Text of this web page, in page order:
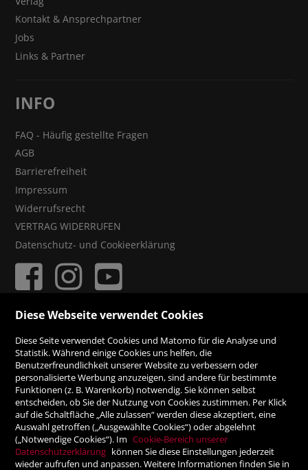
Kontakt & Ansprechpartner
Jobs
Links & Partner
INFO
FAQ - Häufig gestellte Fragen
AGB
Barrierefreiheit
Impressum
Widerrufsrecht
VERTRAG WIDERRUFEN
Datenschutz- und Cookieerklärung
Rechnung
Vorauskasse
SICHER ONLINE SHOPPEN!
Diese Webseite verwendet Cookies
Diese Seite verwendet Cookies und Matomo für die Analyse und
Statistik. Während einige Cookies uns helfen, die
Benutzerfreundlichkeit unserer Website zu verbessern oder
personalisierte Werbung anzuzeigen, sind andere für bestimmte
Funktionen (z. B. Warenkorb) notwendig. Sie können selbst
entscheiden, ob Sie der Nutzung von Cookies zustimmen. Per Klick
auf die Schaltfläche „Alle zulassen“ werden diese akzeptiert, eine
Auswahl getroffen („Ausgewählte Cookies“) oder abgelehnt
(„Notwendige Cookies“). Im Cookie-Bereich unserer
Datenschutzerklärung können Sie diese Einstellungen jederzeit
wieder aufrufen und anpassen. Weitere Informationen finden Sie in